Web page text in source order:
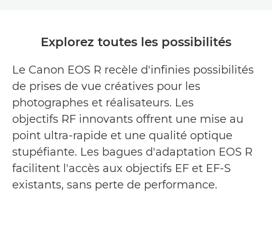
Produits associés
Explorez toutes les possibilités
Le Canon EOS R recèle d'infinies possibilités
de prises de vue créatives pour les
photographes et réalisateurs. Les
objectifs RF innovants offrent une mise au
point ultra-rapide et une qualité optique
stupéfiante. Les bagues d'adaptation EOS R
facilitent l'accès aux objectifs EF et EF-S
existants, sans perte de performance.